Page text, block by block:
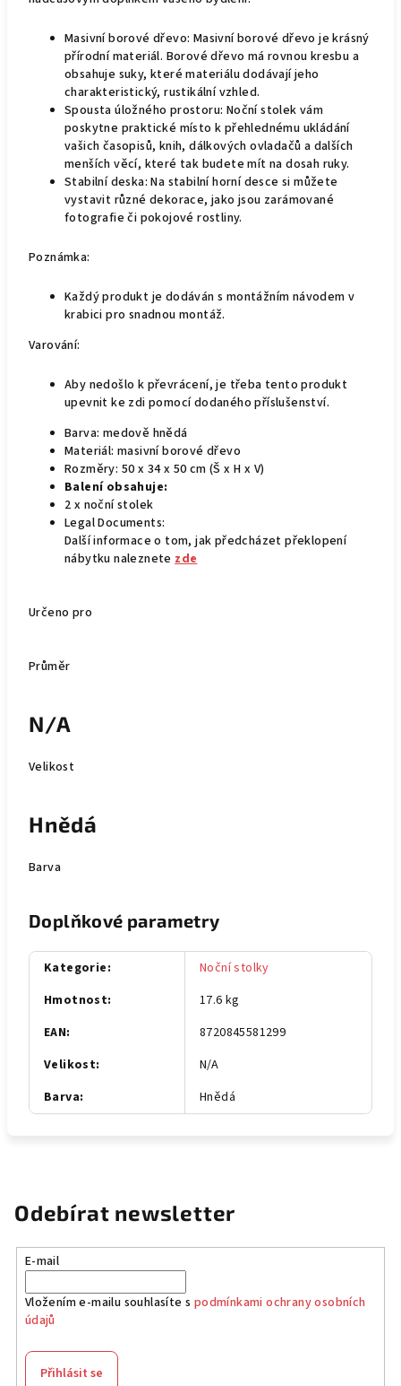
Masivní borové dřevo: Masivní borové dřevo je krásný
přírodní materiál. Borové dřevo má rovnou kresbu a
obsahuje suky, které materiálu dodávají jeho
charakteristický, rustikální vzhled.
Spousta úložného prostoru: Noční stolek vám
poskytne praktické místo k přehlednému ukládání
vašich časopisů, knih, dálkových ovladačů a dalších
menších věcí, které tak budete mít na dosah ruky.
Stabilní deska: Na stabilní horní desce si můžete
vystavit různé dekorace, jako jsou zarámované
fotografie či pokojové rostliny.
Poznámka:
Každý produkt je dodáván s montážním návodem v
krabici pro snadnou montáž.
Varování:
Aby nedošlo k převrácení, je třeba tento produkt
upevnit ke zdi pomocí dodaného příslušenství.
Barva: medově hnědá
Materiál: masivní borové dřevo
Rozměry: 50 x 34 x 50 cm (Š x H x V)
Balení obsahuje:
2 x noční stolek
Legal Documents:
Další informace o tom, jak předcházet překlopení
nábytku naleznetezde
Určeno pro
Průměr
N/A
Velikost
Hnědá
Barva
Doplňkové parametry
Kategorie:
Noční stolky
Hmotnost:
17.6 kg
EAN:
8720845581299
Velikost:
N/A
Barva: Hnědá
Odebírat newsletter
E-mail
Vložením e-mailu souhlasíte s podmínkami ochrany osobních
údajů
Přihlásit se